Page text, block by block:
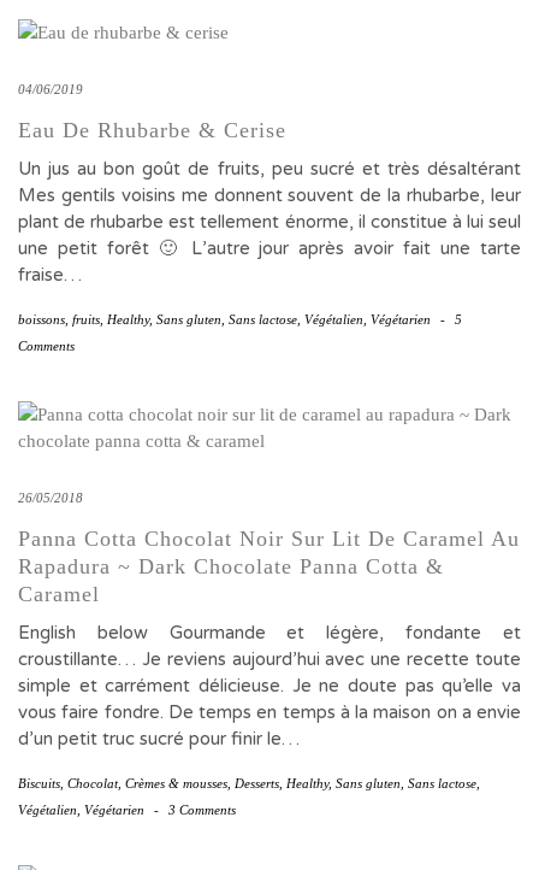
04/06/2019
Eau De Rhubarbe & Cerise
Un jus au bon goût de fruits, peu sucré et très désaltérant
Mes gentils voisins me donnent souvent de la rhubarbe, leur
plant de rhubarbe est tellement énorme, il constitue à lui seul
une petit forêt 🙂 L’autre jour après avoir fait une tarte
fraise…
boissons fruits Healthy, Sans gluten Sans lactose Végétalien Végétarien -
5
Comments
26/05/2018
Panna Cotta Chocolat Noir Sur Lit De Caramel Au
Rapadura ~ Dark Chocolate Panna Cotta &
Caramel
English below Gourmande et légère, fondante et
croustillante… Je reviens aujourd’hui avec une recette toute
simple et carrément délicieuse. Je ne doute pas qu’elle va
vous faire fondre. De temps en temps à la maison on a envie
d’un petit truc sucré pour finir le…
Biscuits Chocolat, Crèmes & mousses Desserts Healthy, Sans gluten Sans lactose
Végétalien Végétarien - 3 Comments